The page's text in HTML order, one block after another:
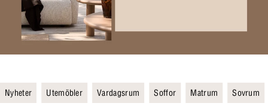
Nyheter Utemöbler Vardagsrum Soffor Matrum Sovrum